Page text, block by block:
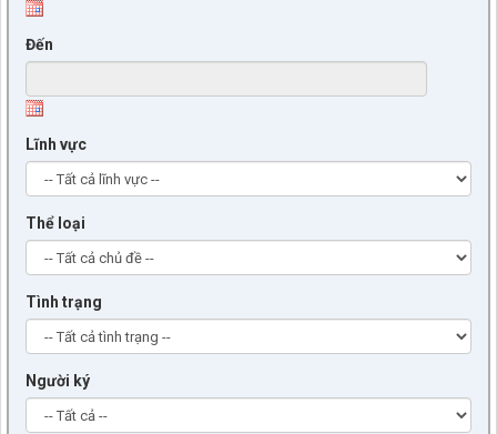
Đến
Lĩnh vực
Thể loại
Tình trạng
Người ký